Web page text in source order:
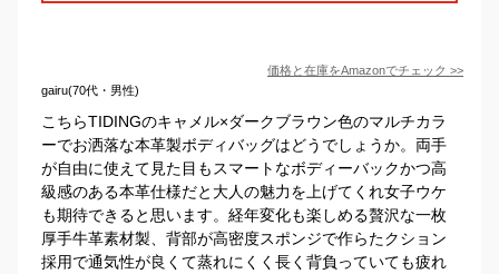
価格と在庫をAmazonでチェック >>
gairu(70代・男性)
こちらTIDINGのキャメル×ダークブラウン色のマルチカラ
ーでお洒落な本革製ボディバッグはどうでしょうか。両手
が自由に使えて見た目もスマートなボディーバックかつ高
級感のある本革仕様だと大人の魅力を上げてくれ女子ウケ
も期待できると思います。経年変化も楽しめる贅沢な一枚
厚手牛革素材製、背部が高密度スポンジで作らたクション
採用で通気性が良くて蒸れにくく長く背負っていても疲れ